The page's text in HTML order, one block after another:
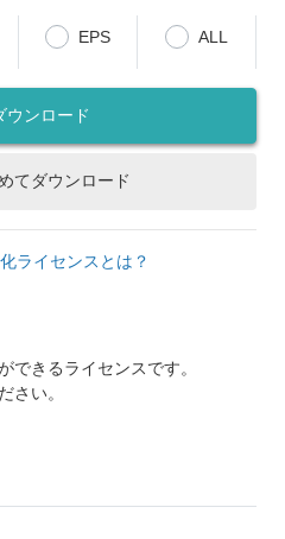
EPS ALL
ウンロード
てダウンロード
ライセンスとは？
できるライセンスです。
さい。